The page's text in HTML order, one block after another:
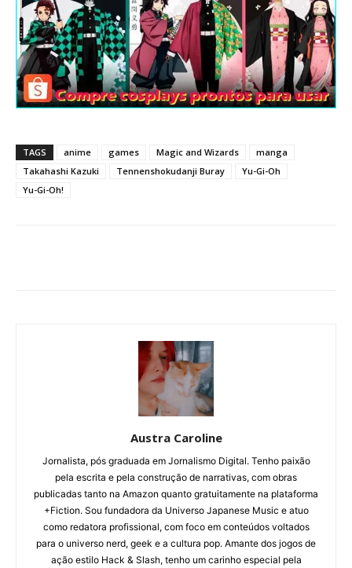
TAGS anime games Magic and Wizards
manga
Takahashi Kazuki
Tennenshokudanji Buray
Yu-Gi-Oh
Yu-Gi-Oh!
Austra Caroline
Jornalista, pós graduada em Jornalismo Digital. Tenho paixão
pela escrita e pela construção de narrativas, com obras
publicadas tanto na Amazon quanto gratuitamente na plataforma
+Fiction. Sou fundadora da Universo Japanese Music e atuo
como redatora profissional, com foco em conteúdos voltados
para o universo nerd, geek e a cultura pop. Amante dos jogos de
ação estilo Hack & Slash, tenho um carinho especial pela